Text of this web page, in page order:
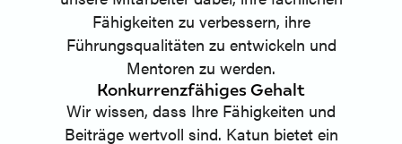
Fähigkeiten zu verbessern, ihre
Führungsqualitäten zu entwickeln und
Mentoren zu werden.
Konkurrenzfähiges Gehalt
Wir wissen, dass Ihre Fähigkeiten und
Beiträge wertvoll sind. Katun bietet ein